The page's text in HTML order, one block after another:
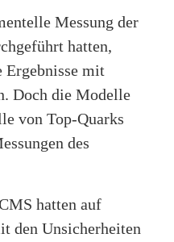
Messung der
hatten,
Ergebnisse mit
Doch die Modelle
von Top-Quarks
des
hatten auf
den Unsicherheiten